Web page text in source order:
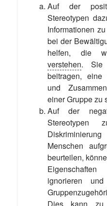
Auf der
Stereotypen
Informationen
bei der
helfen, die
verstehen. Sie
beitragen, eine
und
einer Gruppe zu
Auf der
Stereotypen
Menschen
beurteilen,
ignorieren